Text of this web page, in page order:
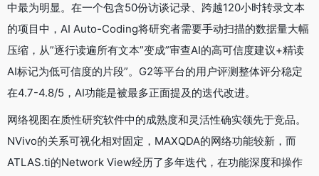
中最为明显。在一个包含50份访谈记录、跨越120小时转录文本
的项目中，AI Auto-Coding将研究者需要手动扫描的数据量大幅
压缩，从”逐行读遍所有文本”变成”审查AI的高可信度建议+精读
AI标记为低可信度的片段”。G2等平台的用户评测整体评分稳定
在4.7-4.8/5，AI功能是被最多正面提及的迭代改进。
网络视图在质性研究软件中的成熟度和灵活性确实领先于竞品。
NVivo的关系可视化相对固定，MAXQDA的网络功能较新，而
ATLAS.ti的Network View经历了多年迭代，在功能深度和操作